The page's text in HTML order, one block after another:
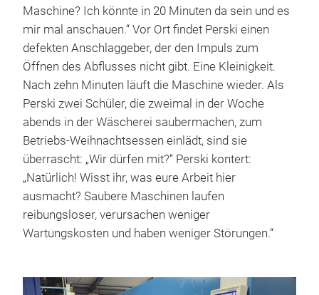
Maschine? Ich könnte in 20 Minuten da sein und es
mir mal anschauen.“ Vor Ort findet Perski einen
defekten Anschlaggeber, der den Impuls zum
Öffnen des Abflusses nicht gibt. Eine Kleinigkeit.
Nach zehn Minuten läuft die Maschine wieder. Als
Perski zwei Schüler, die zweimal in der Woche
abends in der Wäscherei saubermachen, zum
Betriebs-Weihnachtsessen einlädt, sind sie
überrascht: „Wir dürfen mit?“ Perski kontert:
„Natürlich! Wisst ihr, was eure Arbeit hier
ausmacht? Saubere Maschinen laufen
reibungsloser, verursachen weniger
Wartungskosten und haben weniger Störungen.“